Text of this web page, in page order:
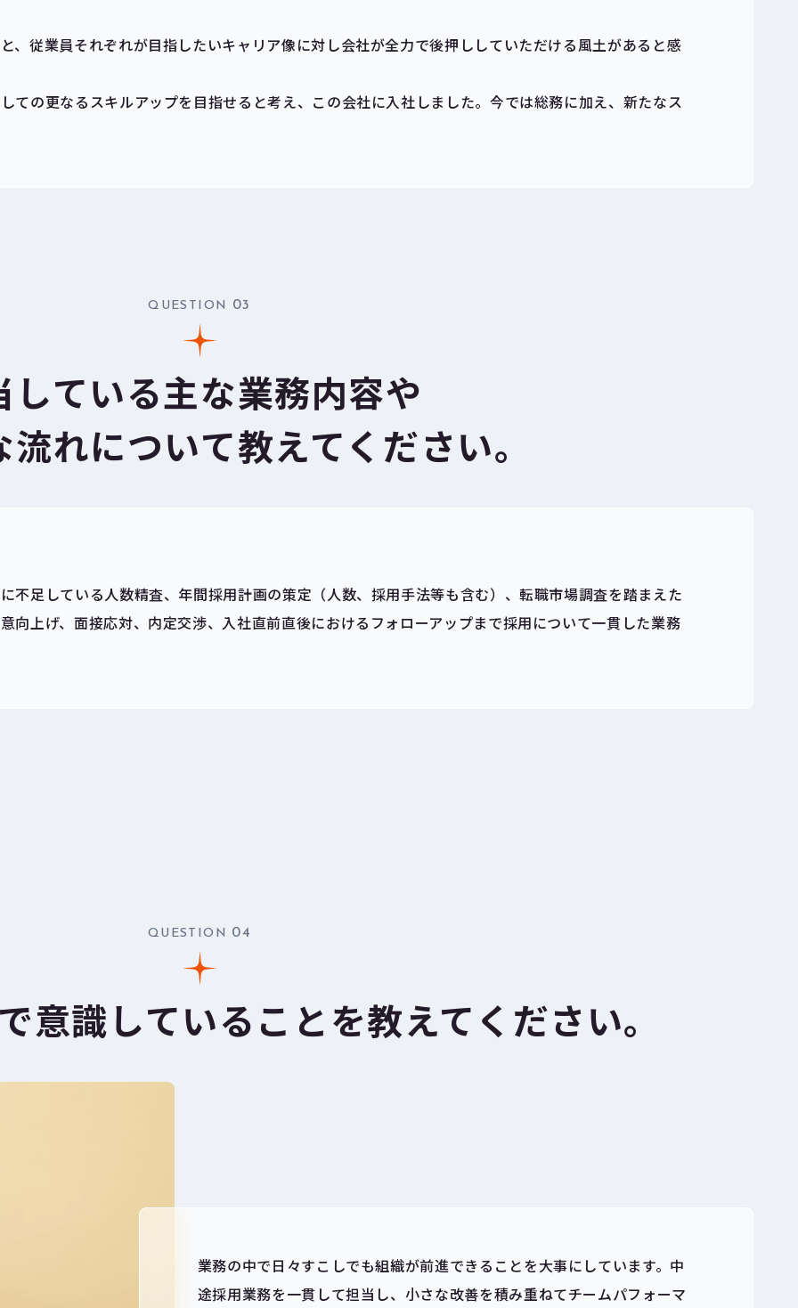
、従業員それぞれが目指したいキャリア像に対し会社が全力で後押ししていただける風土があると感
ての更なるスキルアップを目指せると考え、この会社に入社しました。今では総務に加え、新たなス
QUESTION 03
している主な業務内容や
流れについて教えてください。
不足している人数精査、年間採用計画の策定（人数、採用手法等も含む）、転職市場調査を踏まえた
向上げ、面接応対、内定交渉、入社直前直後におけるフォローアップまで採用について一貫した業務
QUESTION 04
意識していることを教えてください。
業務の中で日々すこしでも組織が前進できることを大事にしています。中
途採用業務を一貫して担当し、小さな改善を積み重ねてチームパフォーマ